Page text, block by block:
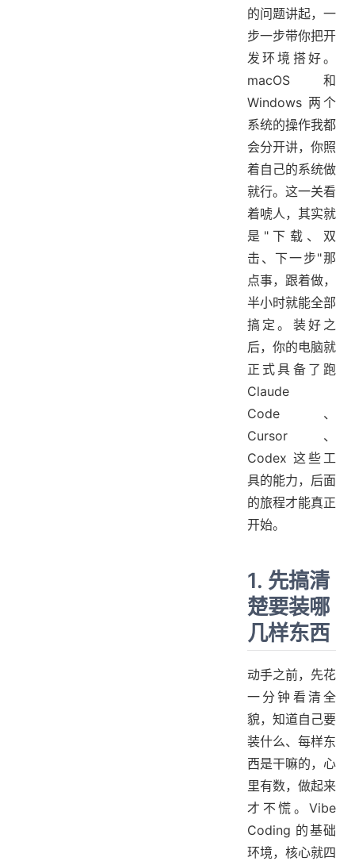
的问题讲起，一
步一步带你把开
发环境搭好。
macOS 和
Windows 两个
系统的操作我都
会分开讲，你照
着自己的系统做
就行。这一关看
着唬人，其实就
是"下载、双
击、下一步"那
点事，跟着做，
半小时就能全部
搞定。装好之
后，你的电脑就
正式具备了跑
Claude
Code、
Cursor、
Codex 这些工
具的能力，后面
的旅程才能真正
开始。
1. 先搞清
楚要装哪
几样东西
动手之前，先花
一分钟看清全
貌，知道自己要
装什么、每样东
西是干嘛的，心
里有数，做起来
才不慌。Vibe
Coding 的基础
环境，核心就四